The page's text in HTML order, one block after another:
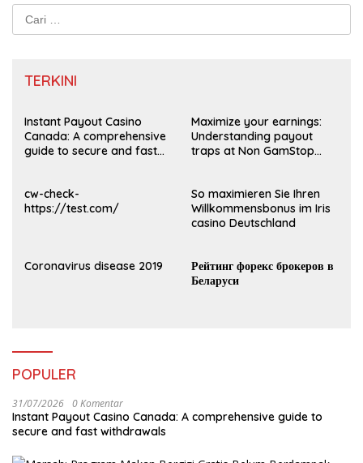
Cari
untuk:
TERKINI
Instant Payout Casino
Canada: A comprehensive
guide to secure and fast
Maximize your earnings:
Understanding payout
traps at Non GamStop
cw-check-
https://test.com/
So maximieren Sie Ihren
Willkommensbonus im Iris
casino Deutschland
Coronavirus disease 2019
Рейтинг форекс брокеров в
Беларуси
POPULER
31/07/2026 0 Komentar
Instant Payout Casino Canada: A comprehensive guide to
secure and fast withdrawals